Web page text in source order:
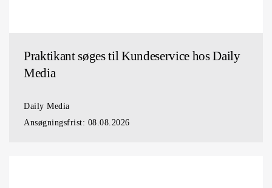
Praktikant søges til Kundeservice hos Daily
Media
Daily Media
Ansøgningsfrist: 08.08.2026